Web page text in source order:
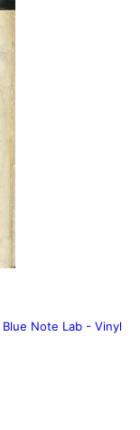
Note Lab - Vinyl